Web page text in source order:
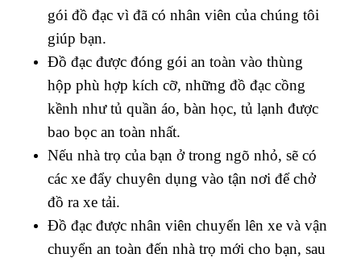
gói đồ đạc vì đã có nhân viên của chúng tôi
giúp bạn.
Đồ đạc được đóng gói an toàn vào thùng
hộp phù hợp kích cỡ, những đồ đạc cồng
kềnh như tủ quần áo, bàn học, tủ lạnh được
bao bọc an toàn nhất.
Nếu nhà trọ của bạn ở trong ngõ nhỏ, sẽ có
các xe đẩy chuyên dụng vào tận nơi để chở
đồ ra xe tải.
Đồ đạc được nhân viên chuyển lên xe và vận
chuyển an toàn đến nhà trọ mới cho bạn, sau